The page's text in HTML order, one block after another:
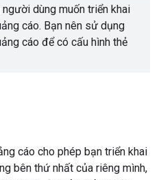
dùng muốn triển khai
cáo. Bạn nên sử dụng
cáo để có cấu hình thẻ
cáo cho phép bạn triển khai
bên thứ nhất của riêng mình,